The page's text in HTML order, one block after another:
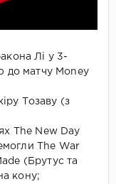
Лі у 3-
до матчу Money
Тозаву (з
The New Day
The War
(Брутус та
кону;